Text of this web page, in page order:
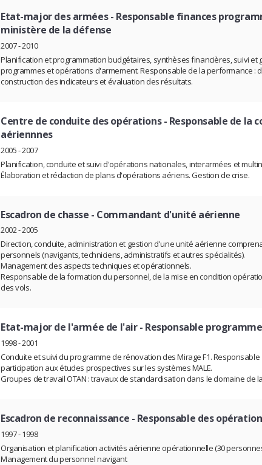
Etat-major des armées- Responsable finances
ministère de la défense
2007 - 2010
Planification et programmation budgétaires, synthèses financières, suivi et
programmes et opérations d'armement. Responsable de la performance :
construction des indicateurs et évaluation des résultats.
Centre de conduite des opérations- Responsable de la
aériennnes
2005 - 2007
Planification, conduite et suivi d'opérations nationales, interarmées et
Élaboration et rédaction de plans d'opérations aériens. Gestion de crise.
Escadron de chasse - Commandant d'unité aérienne
2002 - 2005
Direction, conduite, administration et gestion d'une unité aérienne
personnels (navigants, techniciens, administratifs et autres spécialités).
Management des aspects techniques et opérationnels.
Responsable de la formation du personnel, de la mise en condition
des vols.
Etat-major de l'armée de l'air- Responsable
1998 - 2001
Conduite et suivi du programme de rénovation des Mirage F1.
participation aux études prospectives sur les systèmes MALE.
Groupes de travail OTAN : travaux de standardisation dans le domaine de
Escadron de reconnaissance - Responsable des
1997 - 1998
Organisation et planification activités aérienne opérationnelle (30
Management du personnel navigant